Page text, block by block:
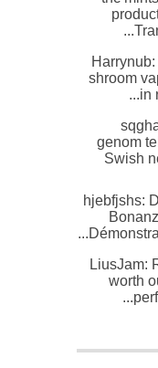
shroom
in
genom
Swish
hjebfjshs:
LiusJam:
worth